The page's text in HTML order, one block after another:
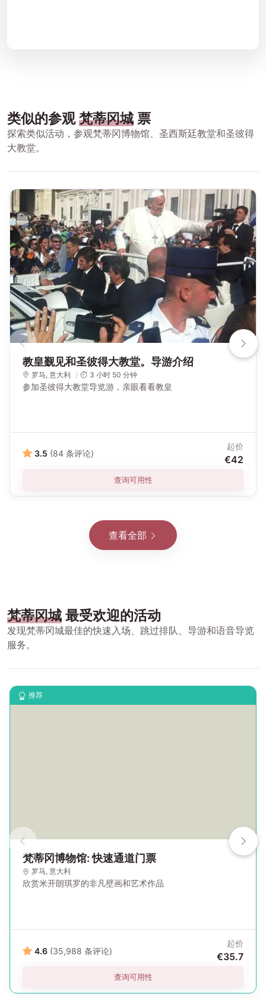
类似的参观梵蒂冈城 票
探索类似活动，参观梵蒂冈博物馆、圣西斯廷教堂和圣彼得
大教堂。
教皇觐见和圣彼得大教堂。导游介绍
罗马 意大利 3 小时 50 分钟
参加圣彼得大教堂导览游，亲眼看看教皇
3.5 (84 条评论)
起价
€42
查询可用性
查看全部
梵蒂冈城 最受欢迎的活动
发现梵蒂冈城最佳的快速入场、跳过排队、导游和语音导览
服务。
推荐
梵蒂冈博物馆: 快速通道门票
罗马, 意大利
欣赏米开朗琪罗的非凡壁画和艺术作品
4.6 (35,988 条评论)
起价
€35.7
查询可用性